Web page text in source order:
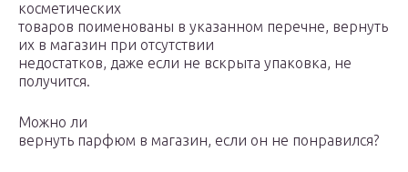
косметических
товаров поименованы в указанном перечне, вернуть
их в магазин при отсутствии
недостатков, даже если не вскрыта упаковка, не
получится.
Можно ли
вернуть парфюм в магазин, если он не понравился?